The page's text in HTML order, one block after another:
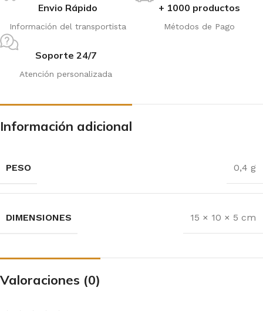
Envio Rápido
Información del transportista
+ 1000 productos
Métodos de Pago
Soporte 24/7
Atención personalizada
Información adicional
PESO 0,4 g
DIMENSIONES 15 × 10 × 5 cm
Valoraciones (0)